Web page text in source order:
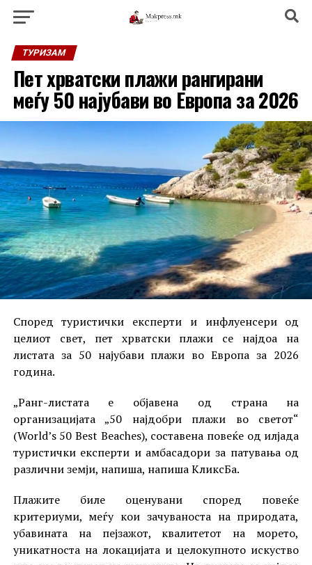
ТУРИЗАМ
Пет хрватски плажи рангирани
меѓу 50 најубави во Европа за 2026
Според туристички експерти и инфлуенсери од
целиот свет, пет хрватски плажи се најдоа на
листата за 50 најубави плажи во Европа за 2026
година.
„Ранг-листата е објавена од страна на
организацијата „50 најдобри плажи во светот“
(World’s 50 Best Beaches), составена повеќе од илјада
туристички експерти и амбасадори за патувања од
различни земји, напиша, напиша КликсБа.
Плажите биле оценувани според повеќе
критериуми, меѓу кои зачуваноста на природата,
убавината на пејзажот, квалитетот на морето,
уникатноста на локацијата и целокупното искуство